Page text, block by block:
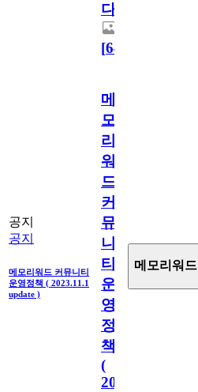
다.
[64
공지
공지
메모리워드 커뮤니티
운영정책 ( 2023.11.1
update )
메
모
리
워
드
커
뮤
니
티
운
영
정
책
(
2023.11.1
메모리워드